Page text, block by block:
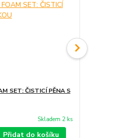
SET: ČISTICÍ PĚNA S
Skladem 2 ks
Přidat do košíku